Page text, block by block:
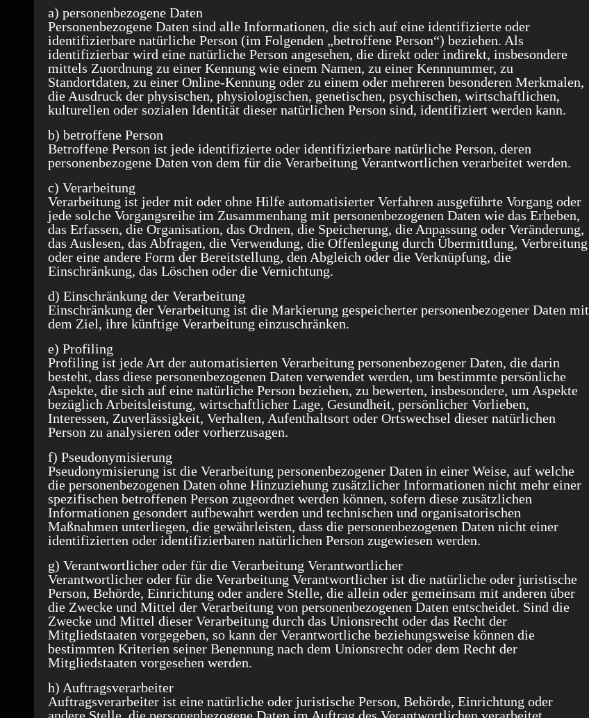
a) personenbezogene Daten
Personenbezogene Daten sind alle Informationen, die sich auf eine identifizierte oder
identifizierbare natürliche Person (im Folgenden „betroffene Person“) beziehen. Als
identifizierbar wird eine natürliche Person angesehen, die direkt oder indirekt, insbesondere
mittels Zuordnung zu einer Kennung wie einem Namen, zu einer Kennnummer, zu
Standortdaten, zu einer Online-Kennung oder zu einem oder mehreren besonderen Merkmalen,
die Ausdruck der physischen, physiologischen, genetischen, psychischen, wirtschaftlichen,
kulturellen oder sozialen Identität dieser natürlichen Person sind, identifiziert werden kann.
b) betroffene Person
Betroffene Person ist jede identifizierte oder identifizierbare natürliche Person, deren
personenbezogene Daten von dem für die Verarbeitung Verantwortlichen verarbeitet werden.
c) Verarbeitung
Verarbeitung ist jeder mit oder ohne Hilfe automatisierter Verfahren ausgeführte Vorgang oder
jede solche Vorgangsreihe im Zusammenhang mit personenbezogenen Daten wie das Erheben,
das Erfassen, die Organisation, das Ordnen, die Speicherung, die Anpassung oder Veränderung,
das Auslesen, das Abfragen, die Verwendung, die Offenlegung durch Übermittlung, Verbreitung
oder eine andere Form der Bereitstellung, den Abgleich oder die Verknüpfung, die
Einschränkung, das Löschen oder die Vernichtung.
d) Einschränkung der Verarbeitung
Einschränkung der Verarbeitung ist die Markierung gespeicherter personenbezogener Daten mit
dem Ziel, ihre künftige Verarbeitung einzuschränken.
e) Profiling
Profiling ist jede Art der automatisierten Verarbeitung personenbezogener Daten, die darin
besteht, dass diese personenbezogenen Daten verwendet werden, um bestimmte persönliche
Aspekte, die sich auf eine natürliche Person beziehen, zu bewerten, insbesondere, um Aspekte
bezüglich Arbeitsleistung, wirtschaftlicher Lage, Gesundheit, persönlicher Vorlieben,
Interessen, Zuverlässigkeit, Verhalten, Aufenthaltsort oder Ortswechsel dieser natürlichen
Person zu analysieren oder vorherzusagen.
f) Pseudonymisierung
Pseudonymisierung ist die Verarbeitung personenbezogener Daten in einer Weise, auf welche
die personenbezogenen Daten ohne Hinzuziehung zusätzlicher Informationen nicht mehr einer
spezifischen betroffenen Person zugeordnet werden können, sofern diese zusätzlichen
Informationen gesondert aufbewahrt werden und technischen und organisatorischen
Maßnahmen unterliegen, die gewährleisten, dass die personenbezogenen Daten nicht einer
identifizierten oder identifizierbaren natürlichen Person zugewiesen werden.
g) Verantwortlicher oder für die Verarbeitung Verantwortlicher
Verantwortlicher oder für die Verarbeitung Verantwortlicher ist die natürliche oder juristische
Person, Behörde, Einrichtung oder andere Stelle, die allein oder gemeinsam mit anderen über
die Zwecke und Mittel der Verarbeitung von personenbezogenen Daten entscheidet. Sind die
Zwecke und Mittel dieser Verarbeitung durch das Unionsrecht oder das Recht der
Mitgliedstaaten vorgegeben, so kann der Verantwortliche beziehungsweise können die
bestimmten Kriterien seiner Benennung nach dem Unionsrecht oder dem Recht der
Mitgliedstaaten vorgesehen werden.
h) Auftragsverarbeiter
Auftragsverarbeiter ist eine natürliche oder juristische Person, Behörde, Einrichtung oder